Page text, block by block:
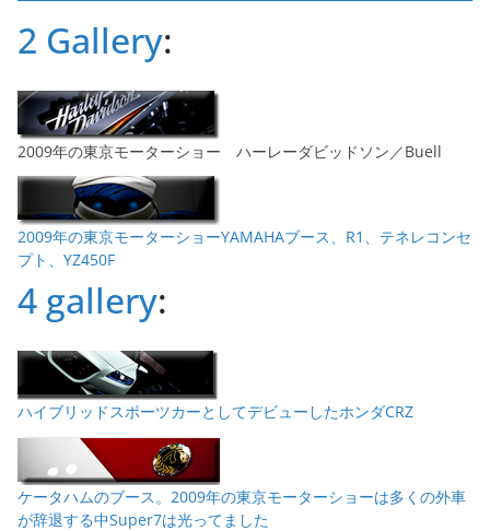
2 Gallery:
2009年の東京モーターショー ハーレーダビッドソン／Buell
2009年の東京モーターショーYAMAHAブース、R1、テネレコンセ
プト、YZ450F
4 gallery:
ハイブリッドスポーツカーとしてデビューしたホンダCRZ
ケータハムのブース。2009年の東京モーターショーは多くの外車
が辞退する中Super7は光ってました